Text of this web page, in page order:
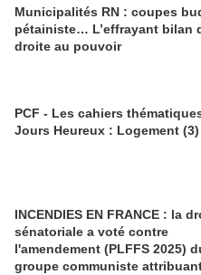
Municipalités RN : coupes
pétainiste… L’effrayant bilan
droite au pouvoir
PCF - Les cahiers
Jours Heureux : Logement (3)
INCENDIES EN FRANCE : la
sénatoriale a voté contre
l'amendement (PLFFS 2025)
groupe communiste